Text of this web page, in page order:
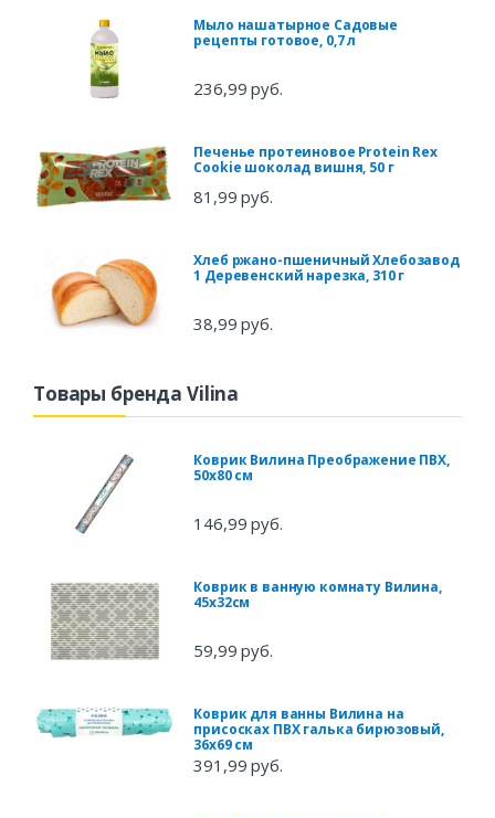
Мыло нашатырное Садовые
рецепты готовое, 0,7 л
236,99 руб.
Печенье протеиновое Protein Rex
Сookie шоколад вишня, 50 г
81,99 руб.
Хлеб ржано-пшеничный Хлебозавод
1 Деревенский нарезка, 310 г
38,99 руб.
Товары бренда Vilina
Коврик Вилина Преображение ПВХ,
50x80 см
146,99 руб.
Коврик в ванную комнату Вилина,
45х32см
59,99 руб.
Коврик для ванны Вилина на
присосках ПВХ галька бирюзовый,
36х69 см
391,99 руб.